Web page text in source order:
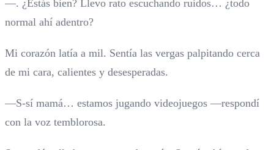
—. ¿Estás bien? Llevo rato escuchando ruidos… ¿todo
normal ahí adentro?
Mi corazón latía a mil. Sentía las vergas palpitando cerca
de mi cara, calientes y desesperadas.
—S-sí mamá… estamos jugando videojuegos —respondí
con la voz temblorosa.